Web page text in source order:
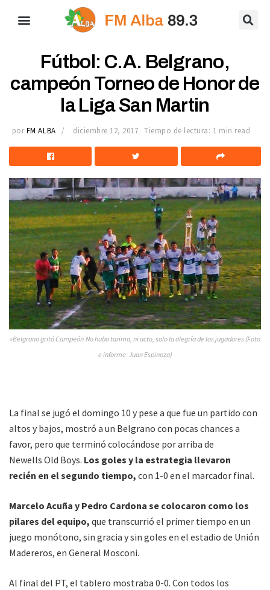
Fútbol: C.A. Belgrano,
campeón Torneo de Honor de
la Liga San Martin
por FM ALBA diciembre 12, 2017 Tiempo de lectura: 1 min read
»Belgrano gritó Campeón.No hubo tarima, ni acto, solo la alegría de los jugadores (Foto
e informe: Juan Espinoza)
La final se jugó el domingo 10 y pese a que fue un partido con
altos y bajos, mostró a un Belgrano con pocas chances a
favor, pero que terminó colocándose por arriba de
Newells Old Boys. Los goles y la estrategia llevaron
recién en el segundo tiempo, con 1-0 en el marcador final.
Marcelo Acuña y Pedro Cardona se colocaron como los
pilares del equipo, que transcurrió el primer tiempo en un
juego monótono, sin gracia y sin goles en el estadio de Unión
Madereros, en General Mosconi.
Al final del PT, el tablero mostraba 0-0. Con todos los